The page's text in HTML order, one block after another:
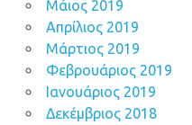
Μάιος 2019
Απρίλιος 2019
Μάρτιος 2019
Φεβρουάριος 2019
Ιανουάριος 2019
Δεκέμβριος 2018